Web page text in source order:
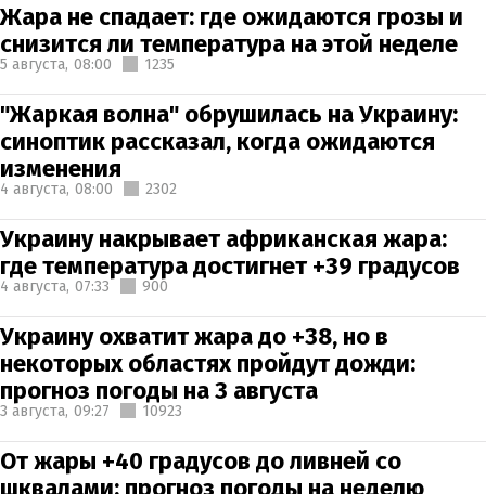
Жара не спадает: где ожидаются грозы и
снизится ли температура на этой неделе
5 августа, 08:00 1235
"Жаркая волна" обрушилась на Украину:
синоптик рассказал, когда ожидаются
изменения
4 августа, 08:00 2302
Украину накрывает африканская жара:
где температура достигнет +39 градусов
4 августа, 07:33 900
Украину охватит жара до +38, но в
некоторых областях пройдут дожди:
прогноз погоды на 3 августа
3 августа, 09:27 10923
От жары +40 градусов до ливней со
шквалами: прогноз погоды на неделю